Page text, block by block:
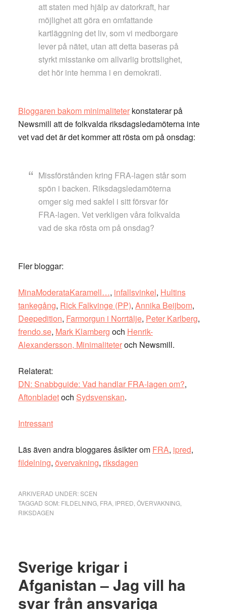
att staten med hjälp av datorkraft, har
möjlighet att göra en omfattande
kartläggning det liv, som vi medborgare
lever på nätet, utan att detta baseras på
styrkt misstanke om allvarlig brottslighet,
det hör inte hemma i en demokrati.
Bloggaren bakom minimaliteterkonstaterar på
Newsmill att de folkvalda riksdagsledamöterna inte
vet vad det är det kommer att rösta om på onsdag:
Missförstånden kring FRA-lagen står som
spön i backen. Riksdagsledamöterna
omger sig med sakfel i sitt försvar för
FRA-lagen. Vet verkligen våra folkvalda
vad de ska rösta om på onsdag?
Fler bloggar:
MinaModerataKaramell…, infallsvinkel, Hultins
tankegång, Rick Falkvinge (PP), Annika Beijbom,
Deepedition, Farmorgun i Norrtälje, Peter Karlberg,
frendo.se, Mark Klamberg och Henrik-
Alexandersson, Minimaliteteroch Newsmill.
Relaterat:
DN: Snabbguide: Vad handlar FRA-lagen om?,
Aftonbladetoch Sydsvenskan.
Intressant
Läs även andra bloggares åsikter om FRA, ipred,
fildelning, övervakning, riksdagen
ARKIVERAD UNDER:SCEN
TAGGAD SOM: FILDELNING, FRA, IPRED ÖVERVAKNING,
RIKSDAGEN
Sverige krigar i
Afganistan – Jag vill ha
svar från ansvariga